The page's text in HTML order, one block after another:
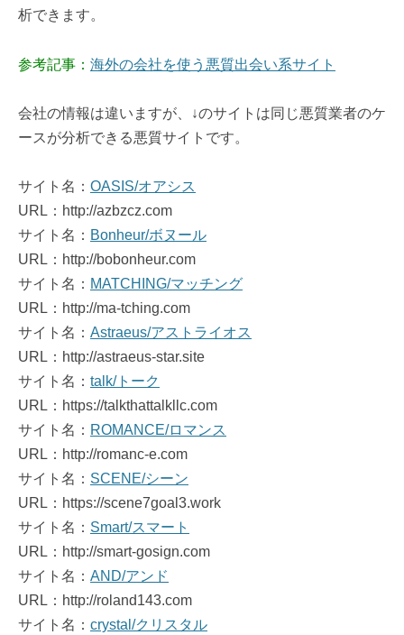
析できます。
参考記事： 海外の会社を使う悪質出会い系サイト
会社の情報は違いますが、↓のサイトは同じ悪質業者のケ
ースが分析できる悪質サイトです。
サイト名： OASIS/オアシス
URL：http://azbzcz.com
サイト名： Bonheur/ボヌール
URL：http://bobonheur.com
サイト名： MATCHING/マッチング
URL：http://ma-tching.com
サイト名： Astraeus/アストライオス
URL：http://astraeus-star.site
サイト名： talk/トーク
URL：https://talkthattalkllc.com
サイト名： ROMANCE/ロマンス
URL：http://romanc-e.com
サイト名： SCENE/シーン
URL：https://scene7goal3.work
サイト名： Smart/スマート
URL：http://smart-gosign.com
サイト名： AND/アンド
URL：http://roland143.com
サイト名： crystal/クリスタル